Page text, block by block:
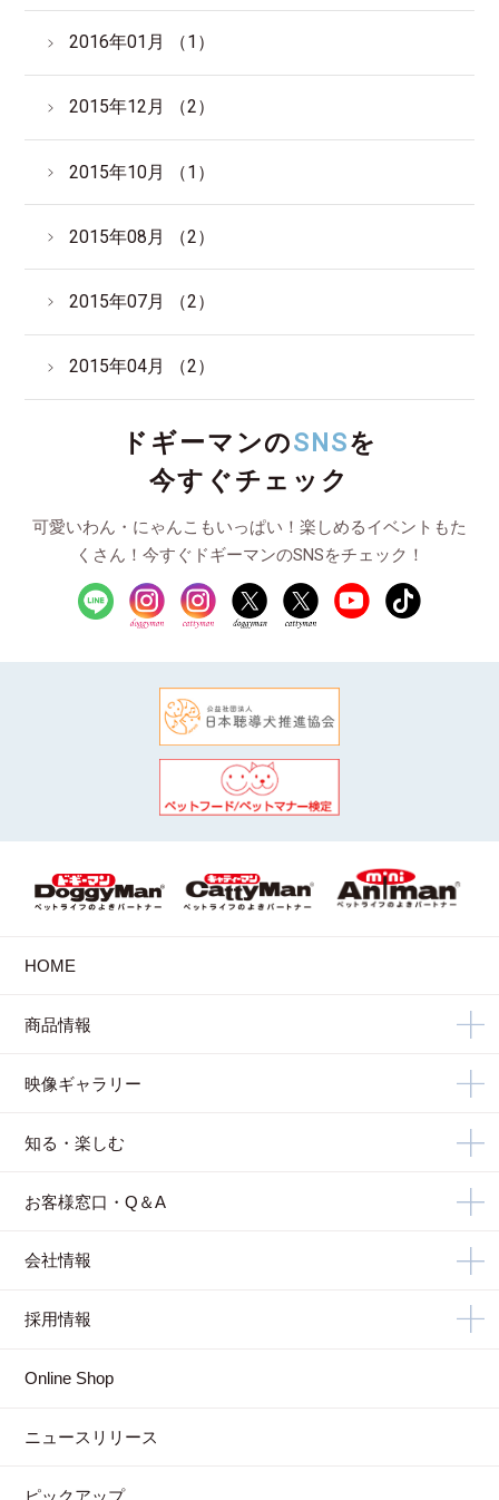
2016年01月 （1）
2015年12月 （2）
2015年10月 （1）
2015年08月 （2）
2015年07月 （2）
2015年04月 （2）
ドギーマンのSNSを
今すぐチェック
可愛いわん・にゃんこもいっぱい！楽しめるイベントもた
くさん！今すぐドギーマンのSNSをチェック！
HOME
商品情報
映像ギャラリー
知る・楽しむ
お客様窓口・Q＆A
会社情報
採用情報
Online Shop
ニュースリリース
ピックアップ